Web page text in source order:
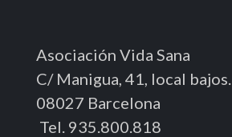
Asociación Vida Sana
C/ Manigua, 41, local bajos.
08027 Barcelona
Tel. 935.800.818